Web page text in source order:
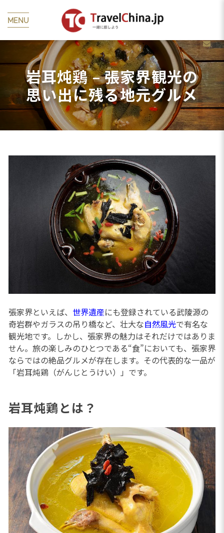
MENU
岩耳炖鶏 – 張家界観光の
思い出に残る地元グルメ
張家界といえば、 世界遺産にも登録されている武陵源の
奇岩群やガラスの吊り橋など、壮大な自然風光で有名な
観光地です。しかし、張家界の魅力はそれだけではありま
せん。旅の楽しみのひとつである“食”においても、張家界
ならではの絶品グルメが存在します。その代表的な一品が
「岩耳炖鶏（がんじとうけい）」です。
岩耳炖鶏とは？